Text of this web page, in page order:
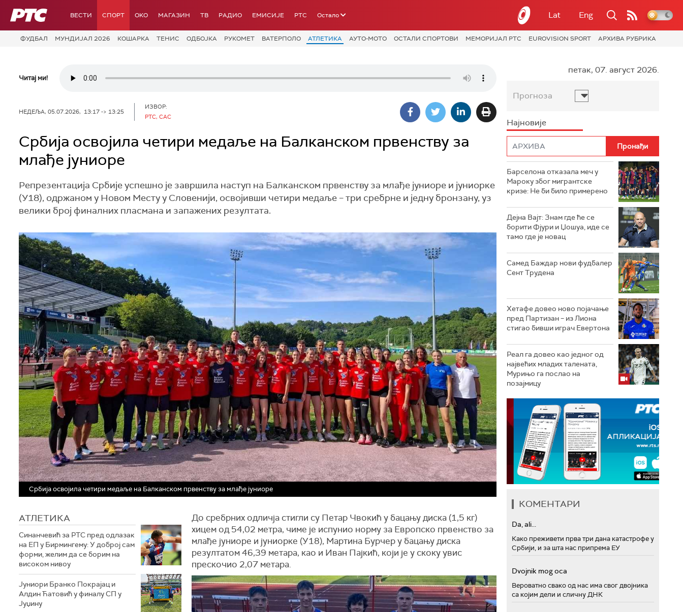
РТС ВЕСТИ СПОРТ OKO МАГАЗИН ТВ РАДИО ЕМИСИЈЕ РТС Остало Lat Eng
ФУДБАЛ МУНДИЈАЛ 2026 КОШАРКА ТЕНИС ОДБОЈКА РУКОМЕТ ВАТЕРПОЛО АТЛЕТИКА АУТО-МОТО ОСТАЛИ СПОРТОВИ МЕМОРИЈАЛ РТС EUROVISION SPORT АРХИВА РУБРИКА
Читај ми!
НЕДЕЉА, 05.07.2026, 13:17 -> 13:25
ИЗВОР:
РТС, САС
Србија освојила четири медаље на Балканском првенству за
млађе јуниоре
Репрезентација Србије успешно је завршила наступ на Балканском првенству за млађе јуниоре и јуниорке
(У18), одржаном у Новом Месту у Словенији, освојивши четири медаље – три сребрне и једну бронзану, уз
велики број финалних пласмана и запажених резултата.
Србија освојила четири медаље на Балканском првенству за млађе јуниоре
АТЛЕТИКА
Синанчевић за РТС пред одлазак
на ЕП у Бирмингему: У доброј сам
форми, желим да се борим на
високом нивоу
Јуниори Бранко Покрајац и
Алдин Ћатовић у финалу СП у
Јуџину
До сребрних одличја стигли су Петар Чвокић у бацању диска (1,5 кг)
хицем од 54,02 метра, чиме је испунио норму за Европско првенство за
млађе јуниоре и јуниорке (У18), Мартина Бурчер у бацању диска
резултатом 46,39 метара, као и Иван Пајкић, који је у скоку увис
прескочио 2,07 метара.
петак, 07. август 2026.
Прогноза
Најновије
Барселона отказала меч у
Мароку због мигрантске
кризе: Не би било примерено
Дејна Вајт: Знам где ће се
борити Фјури и Џошуа, иде се
тамо где је новац
Самед Баждар нови фудбалер
Сент Трудена
Хетафе довео ново појачање
пред Партизан – из Лиона
стигао бивши играч Евертона
Реал га довео као једног од
највећих младих талената,
Мурињо га послао на
позајмицу
КОМЕНТАРИ
Da, ali...
Како преживети прва три дана катастрофе у
Србији, и за шта нас припрема ЕУ
Dvojnik mog oca
Вероватно свако од нас има свог двојника
са којим дели и сличну ДНК